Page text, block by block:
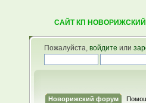
САЙТ КП НОВОРИЖСКИЙ
Пожалуйста, войдите или
Новорижский форум